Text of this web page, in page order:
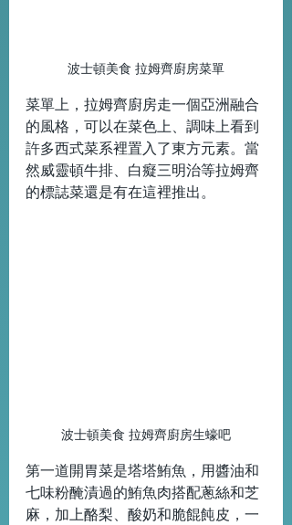
波士頓美食 拉姆齊廚房菜單
菜單上，拉姆齊廚房走一個亞洲融合
的風格，可以在菜色上、調味上看到
許多西式菜系裡置入了東方元素。當
然威靈頓牛排、白癡三明治等拉姆齊
的標誌菜還是有在這裡推出。
波士頓美食 拉姆齊廚房生蠔吧
第一道開胃菜是塔塔鮪魚，用醬油和
七味粉醃漬過的鮪魚肉搭配蔥絲和芝
麻，加上酪梨、酸奶和脆餛飩皮，一